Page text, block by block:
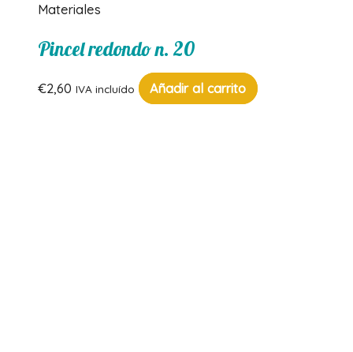
Materiales
Pincel redondo n. 20
€2,60 IVA incluído Añadir al carrito